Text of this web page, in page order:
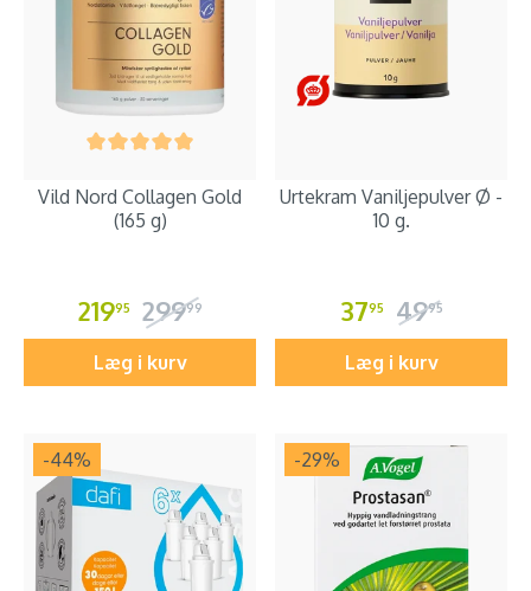
Vild Nord Collagen Gold
(165 g)
21995 29999
Læg i kurv
Urtekram Vaniljepulver Ø -
10 g.
3795 4995
Læg i kurv
-44% -29%